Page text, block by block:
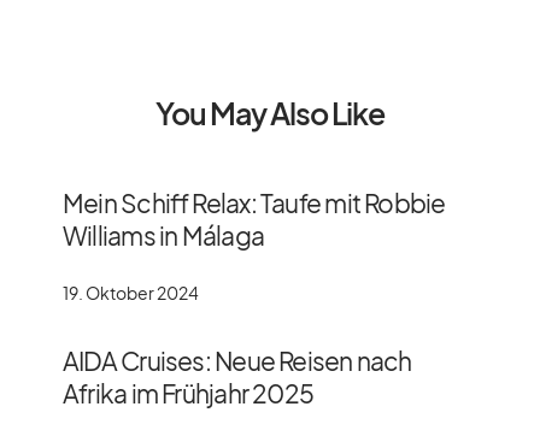
You May Also Like
Mein Schiff Relax: Taufe mit Robbie
Williams in Málaga
19. Oktober 2024
AIDA Cruises: Neue Reisen nach
Afrika im Frühjahr 2025